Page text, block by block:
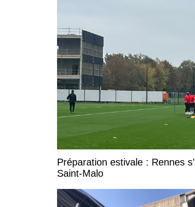
Préparation estivale : Rennes
Saint-Malo